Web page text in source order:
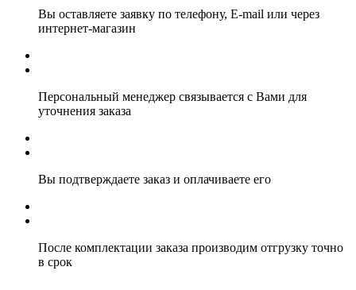
Вы оставляете заявку по телефону, E-mail или через
интернет-магазин
Персональный менеджер связывается с Вами для
уточнения заказа
Вы подтверждаете заказ и оплачиваете его
После комплектации заказа производим отгрузку точно
в срок